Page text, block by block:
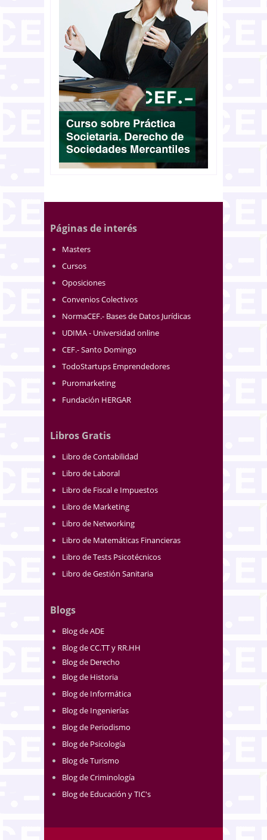
Páginas de interés
Masters
Cursos
Oposiciones
Convenios Colectivos
NormaCEF.- Bases de Datos Jurídicas
UDIMA - Universidad online
CEF.- Santo Domingo
TodoStartups Emprendedores
Puromarketing
Fundación HERGAR
Libros Gratis
Libro de Contabilidad
Libro de Laboral
Libro de Fiscal e Impuestos
Libro de Marketing
Libro de Networking
Libro de Matemáticas Financieras
Libro de Tests Psicotécnicos
Libro de Gestión Sanitaria
Blogs
Blog de ADE
Blog de CC.TT y RR.HH
Blog de Derecho
Blog de Historia
Blog de Informática
Blog de Ingenierías
Blog de Periodismo
Blog de Psicología
Blog de Turismo
Blog de Criminología
Blog de Educación y TIC's